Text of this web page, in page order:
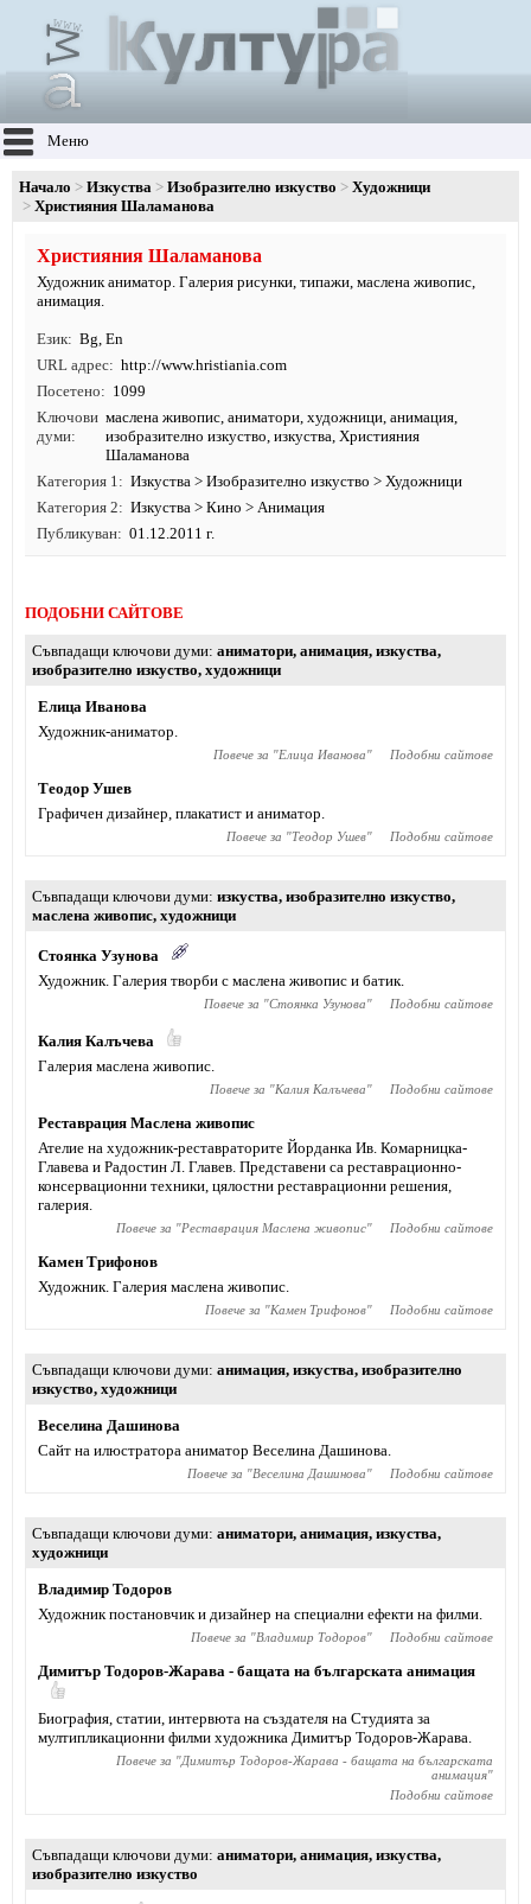
Меню
Начало Изкуства Изобразително изкуство
Художници
Християния Шаламанова
Християния Шаламанова
Художник аниматор. Галерия рисунки, типажи, маслена живопис,
анимация.
Език Bg, En
URL адрес
http://www.hristiania.com
Посетено
1099
Ключови
думи
маслена живопис, аниматори, художници, анимация,
изобразително изкуство, изкуства, Християния
Шаламанова
Категория 1
Изкуства > Изобразително изкуство > Художници
Категория 2
Изкуства > Кино > Анимация
Публикуван
01.12.2011 г.
ПОДОБНИ САЙТОВЕ
Съвпадащи ключови думи аниматори, анимация, изкуства,
изобразително изкуство, художници
Елица Иванова
Художник-аниматор.
Повече за "Елица Иванова" Подобни сайтове
Теодор Ушев
Графичен дизайнер, плакатист и аниматор.
Повече за "Теодор Ушев" Подобни сайтове
Съвпадащи ключови думи изкуства, изобразително изкуство,
маслена живопис, художници
Стоянка Узунова
Художник. Галерия творби с маслена живопис и батик.
Повече за "Стоянка Узунова" Подобни сайтове
Калия Калъчева
Галерия маслена живопис.
Повече за "Калия Калъчева" Подобни сайтове
Реставрация Маслена живопис
Ателие на художник-реставраторите Йорданка Ив. Комарницка-
Главева и Радостин Л. Главев. Представени са реставрационно-
консервационни техники, цялостни реставрационни решения,
галерия.
Повече за "Реставрация Маслена живопис" Подобни сайтове
Камен Трифонов
Художник. Галерия маслена живопис.
Повече за "Камен Трифонов" Подобни сайтове
Съвпадащи ключови думи анимация, изкуства, изобразително
изкуство, художници
Веселина Дашинова
Сайт на илюстратора аниматор Веселина Дашинова.
Повече за "Веселина Дашинова" Подобни сайтове
Съвпадащи ключови думи аниматори, анимация, изкуства,
художници
Владимир Тодоров
Художник постановчик и дизайнер на специални ефекти на филми.
Повече за "Владимир Тодоров" Подобни сайтове
Димитър Тодоров-Жарава - бащата на българската анимация
Биография, статии, интервюта на създателя на Студията за
мултипликационни филми художника Димитър Тодоров-Жарава.
Повече за "Димитър Тодоров-Жарава - бащата на българската
анимация"
Подобни сайтове
Съвпадащи ключови думи аниматори, анимация, изкуства,
изобразително изкуство